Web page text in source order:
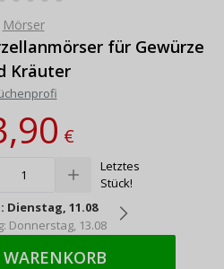
Mörser
für Gewürze
Kräuter
€
Letztes
Stück!
Dienstag, 11.08
Donnerstag, 13.08